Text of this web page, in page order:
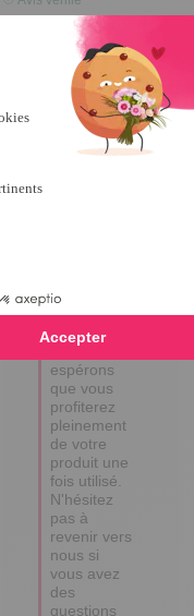
pas encore utilisé
09/09/2025 , suite à
une expérience du
04/08/2025
parANNIE C.
Utile Signaler
tempsl.fr
le temps de
laisser un
avis.
Nous
espérons
que vous
profiterez
pleinement
de votre
produit une
fois utilisé.
N'hésitez
pas à
revenir vers
nous si
vous avez
des
questions